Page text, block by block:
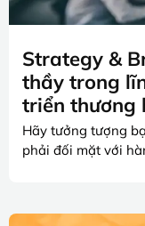
Strategy &
thầy trong
triển thương
Hãy tưởng tượng
phải đối mặt với